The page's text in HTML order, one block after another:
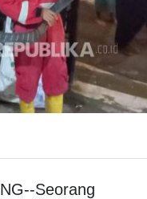
Seorang